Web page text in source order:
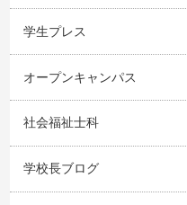
学生プレス
オープンキャンパス
社会福祉士科
学校長ブログ